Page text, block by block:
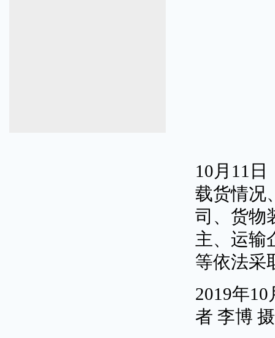
10月11
载货情况
司、货物
主、运输
等依法采
2019年
者 李博 摄